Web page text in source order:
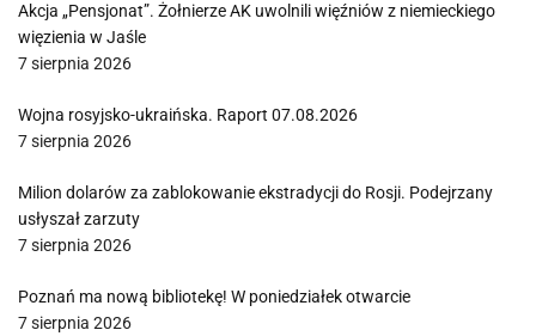
Akcja „Pensjonat”. Żołnierze AK uwolnili więźniów z niemieckiego
więzienia w Jaśle
7 sierpnia 2026
Wojna rosyjsko-ukraińska. Raport 07.08.2026
7 sierpnia 2026
Milion dolarów za zablokowanie ekstradycji do Rosji. Podejrzany
usłyszał zarzuty
7 sierpnia 2026
Poznań ma nową bibliotekę! W poniedziałek otwarcie
7 sierpnia 2026